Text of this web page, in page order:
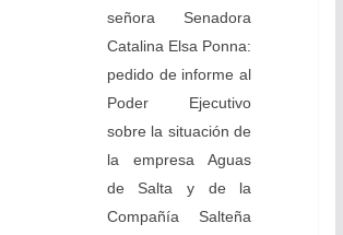
señora Senadora
Catalina Elsa Ponna:
pedido de informe al
Poder Ejecutivo
sobre la situación de
la empresa Aguas
de Salta y de la
Compañía Salteña